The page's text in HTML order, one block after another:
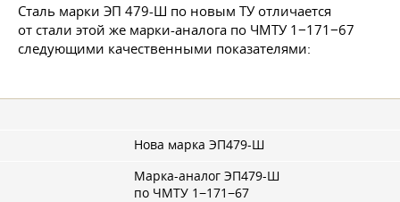
Сталь марки ЭП 479-Ш по новым ТУ отличается
от стали этой же марки-аналога по ЧМТУ 1−171−67
следующими качественными показателями:
Нова марка ЭП479-Ш
Марка-аналог ЭП479-Ш
по ЧМТУ 1−171−67